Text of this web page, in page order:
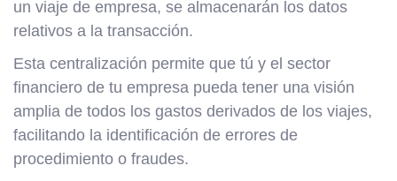
un viaje de empresa, se almacenarán los datos
relativos a la transacción.
Esta centralización permite que tú y el sector
financiero de tu empresa pueda tener una visión
amplia de todos los gastos derivados de los viajes,
facilitando la identificación de errores de
procedimiento o fraudes.